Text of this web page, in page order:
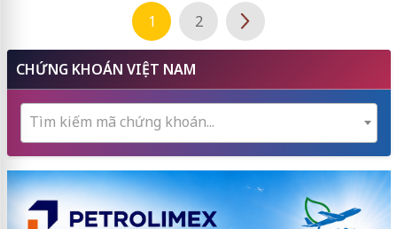
1 2
CHỨNG KHOÁN VIỆT NAM
Tìm kiếm mã chứng khoán...